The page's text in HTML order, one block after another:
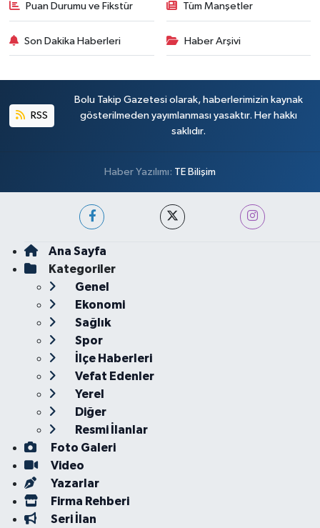
Puan Durumu ve Fikstür Tüm Manşetler
Son Dakika Haberleri Haber Arşivi
RSS
Bolu Takip Gazetesi olarak, haberlerimizin kaynak
gösterilmeden yayımlanması yasaktır. Her hakkı
saklıdır.
Haber Yazılımı: TE Bilişim
Ana Sayfa
Kategoriler
Genel
Ekonomi
Sağlık
Spor
İlçe Haberleri
Vefat Edenler
Yerel
Diğer
Resmi İlanlar
Foto Galeri
Video
Yazarlar
Firma Rehberi
Seri İlan